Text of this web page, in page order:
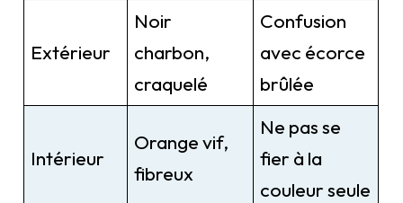
Extérieur
Noir
charbon,
craquelé
Confusion
avec écorce
brûlée
Intérieur
Orange vif,
fibreux
Ne pas se
fier à la
couleur seule